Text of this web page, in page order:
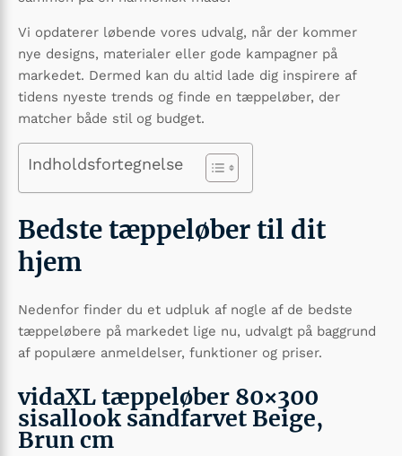
Vi opdaterer løbende vores udvalg, når der kommer
nye designs, materialer eller gode kampagner på
markedet. Dermed kan du altid lade dig inspirere af
tidens nyeste trends og finde en tæppeløber, der
matcher både stil og budget.
Indholdsfortegnelse
Bedste tæppeløber til dit
hjem
Nedenfor finder du et udpluk af nogle af de bedste
tæppeløbere på markedet lige nu, udvalgt på baggrund
af populære anmeldelser, funktioner og priser.
vidaXL tæppeløber 80×300
sisallook sandfarvet Beige,
Brun cm